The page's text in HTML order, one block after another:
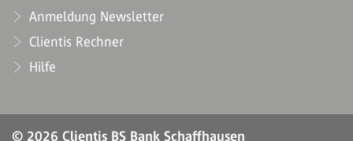
Anmeldung Newsletter
Clientis Rechner
Hilfe
© 2026 Clientis BS Bank Schaffhausen